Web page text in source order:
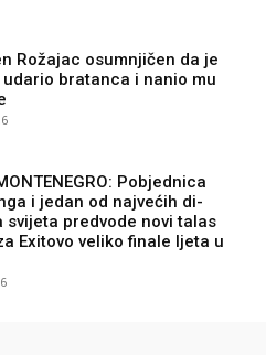
Rožajac osumnjičen da je
udario bratanca i nanio mu
Pobjednica
i jedan od najvećih di-
svijeta predvode novi talas
Exitovo veliko finale ljeta u